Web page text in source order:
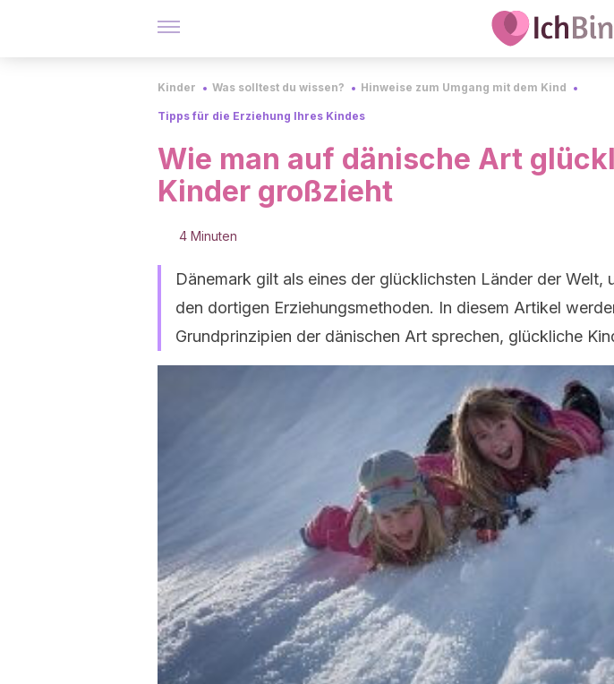
Kinder Was solltest du wissen? Hinweise zum Umgang mit dem Kind
Tipps für die Erziehung Ihres Kindes
Wie man auf dänische Art
Kinder großzieht
4 Minuten
Dänemark gilt als eines der glücklichsten Länder der Welt,
den dortigen Erziehungsmethoden. In diesem Artikel
Grundprinzipien der dänischen Art sprechen, glückliche